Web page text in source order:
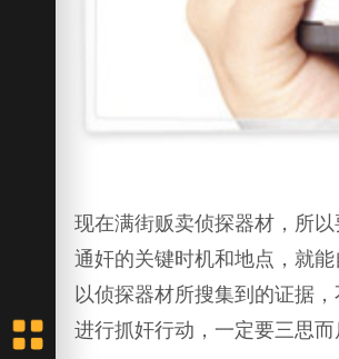
现在满街贩卖侦探器材，所
通奸的关键时机和地点，就
以侦探器材所搜集到的证据
进行抓奸行动，一定要三思